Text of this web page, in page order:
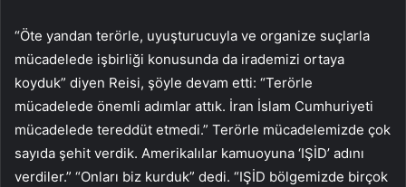
“Öte yandan terörle, uyuşturucuyla ve organize suçlarla
mücadelede işbirliği konusunda da irademizi ortaya
koyduk” diyen Reisi, şöyle devam etti: “Terörle
mücadelede önemli adımlar attık. İran İslam Cumhuriyeti
mücadelede tereddüt etmedi.” Terörle mücadelemizde çok
sayıda şehit verdik. Amerikalılar kamuoyuna ‘IŞİD’ adını
verdiler.” “Onları biz kurduk” dedi. “IŞİD bölgemizde birçok